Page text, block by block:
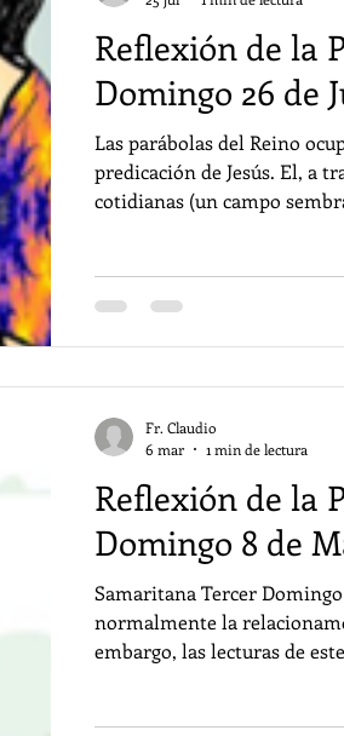
Reflexión de la
Domingo 26 de
Las parábolas del Reino
predicación de Jesús. El, a
cotidianas (un campo
compromiso. Se convierte
quién lo encuentra. Las imágenes propuestas por El
Reflexión de la
Domingo 8 de
Samaritana Tercer Domingo de
normalmente la
embargo, las lecturas de
Fr. Claudio
6 mar
1 min de lectura